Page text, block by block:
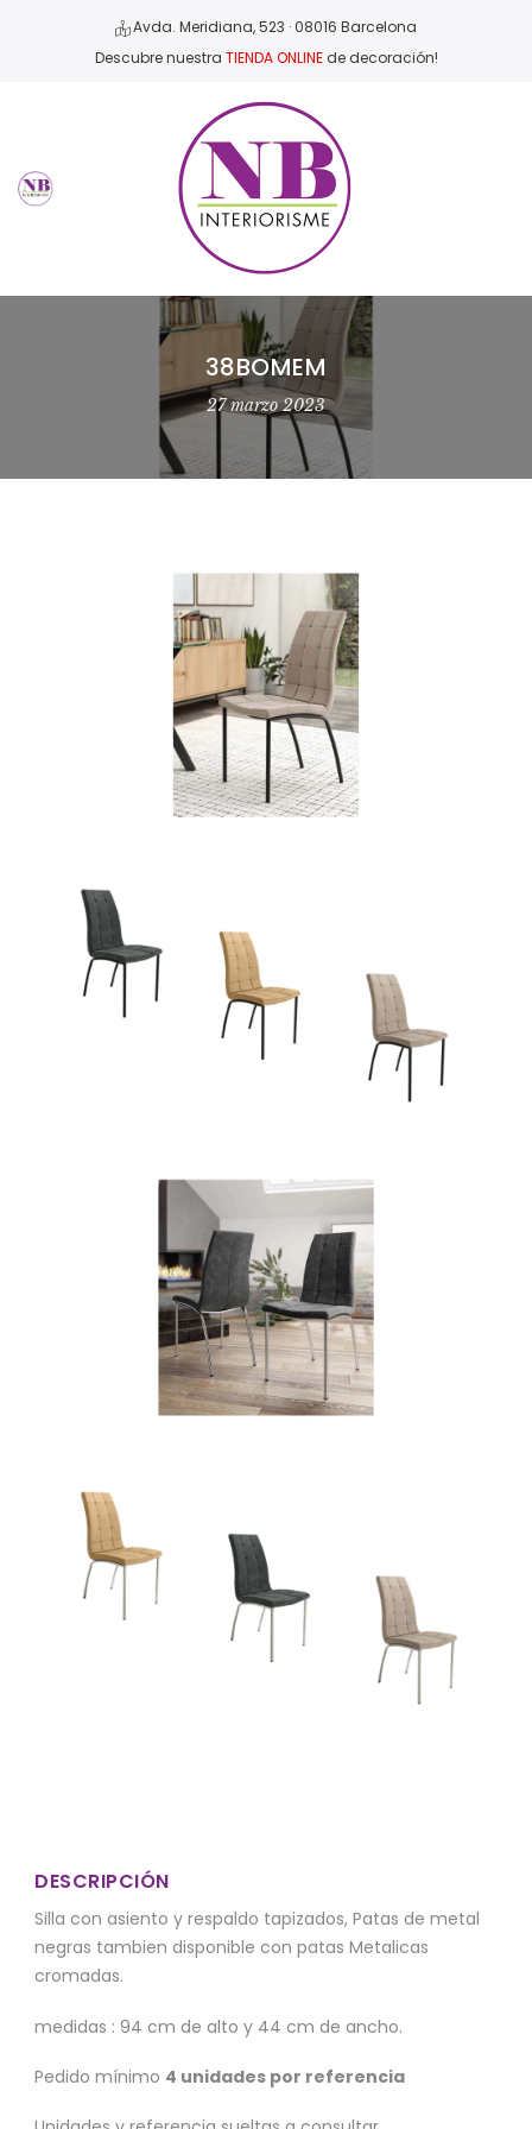
Avda. Meridiana, 523 · 08016 Barcelona
Descubre nuestra TIENDA ONLINEde decoración!
38BOMEM
27 marzo 2023
DESCRIPCIÓN
Silla con asiento y respaldo tapizados, Patas de metal
negras tambien disponible con patas Metalicas
cromadas.
medidas : 94 cm de alto y 44 cm de ancho.
Pedido mínimo 4 unidades por referencia